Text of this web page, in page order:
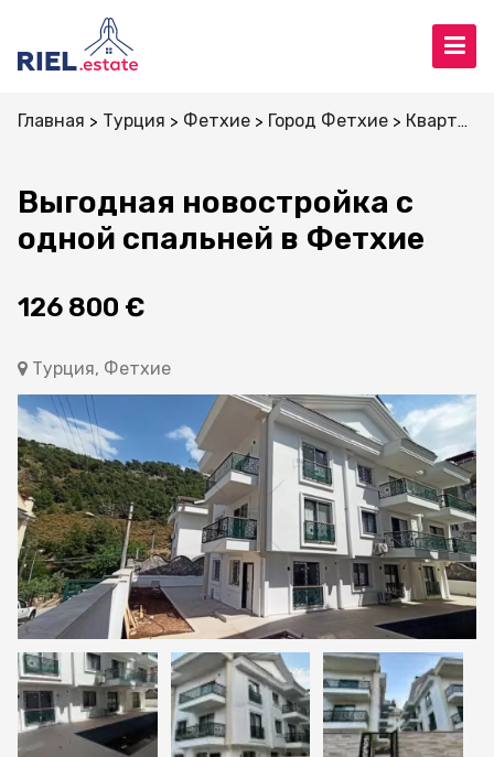
Главная Турция Фетхие Город Фетхие Квартиры
Выгодная новостройка с
одной спальней в Фетхие
126 800 €
Турция, Фетхие